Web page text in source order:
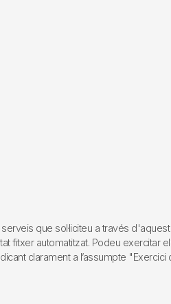
que sol·liciteu a través
fitxer automatitzat. Podeu exercitar
clarament a l’assumpte "Exercici